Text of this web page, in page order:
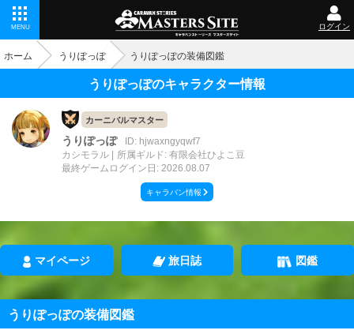
MENU ログイン
ホーム うりぽっぽ うりぽっぽの装備図鑑
うりぽっぽのキャラクター情報
カーニバルマスター
うりぽっぽ ID: hjwaxngyqwf7
カシモラル
所属ギルド: 有限会社ひよこ豆
最終ゲームログイン日: 2026.08.07
キャラバン情報
マイページ 旅日誌 図鑑
うりぽっぽの装備図鑑